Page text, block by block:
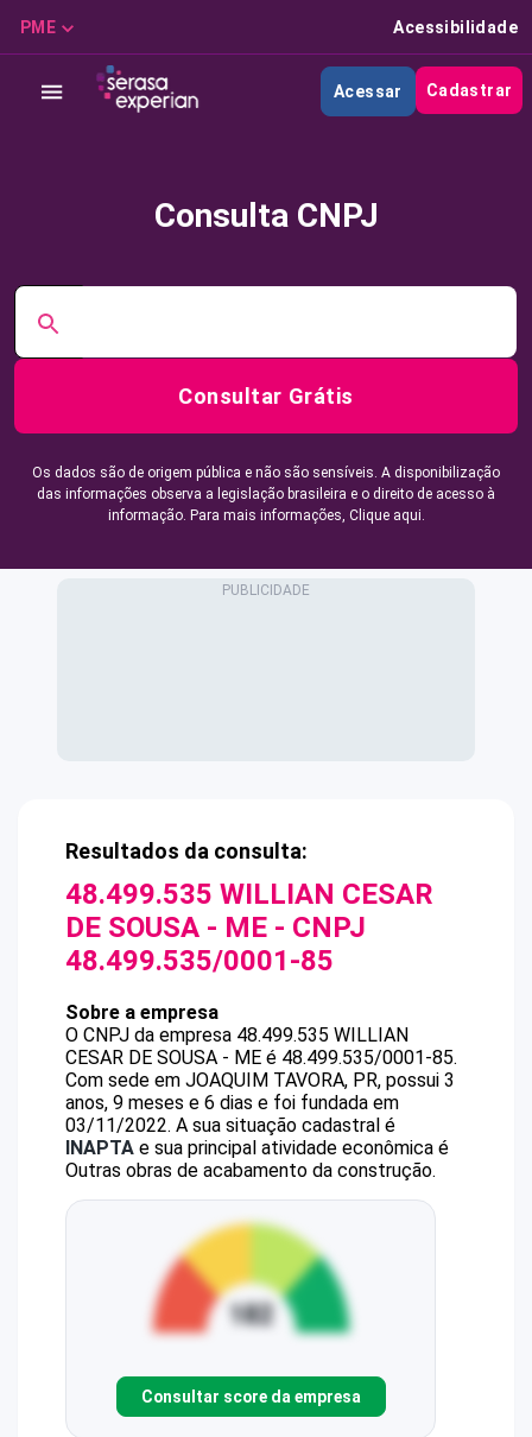
PME Acessibilidade
Acessar Cadastrar
Consulta CNPJ
Consultar Grátis
Os dados são de origem pública e não são sensíveis. A disponibilização
das informações observa a legislação brasileira e o direito de acesso à
informação. Para mais informações, Clique aqui.
Resultados da consulta:
48.499.535 WILLIAN CESAR
DE SOUSA - ME - CNPJ
48.499.535/0001-85
Sobre a empresa
O CNPJ da empresa 48.499.535 WILLIAN
CESAR DE SOUSA - ME é 48.499.535/0001-85.
Com sede em JOAQUIM TAVORA, PR, possui 3
anos, 9 meses e 6 dias e foi fundada em
03/11/2022. A sua situação cadastral é
INAPTA e sua principal atividade econômica é
Outras obras de acabamento da construção.
Consultar score da empresa